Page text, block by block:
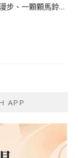
步、一顆顆馬鈴…
APP